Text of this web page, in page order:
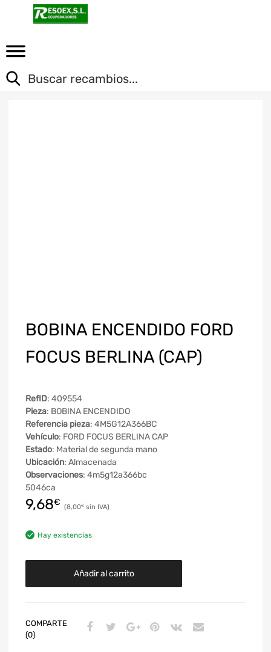
BOBINA ENCENDIDO FORD
FOCUS BERLINA (CAP)
RefID: 409554
Pieza: BOBINA ENCENDIDO
Referencia pieza: 4M5G12A366BC
Vehículo: FORD FOCUS BERLINA CAP
Estado: Material de segunda mano
Ubicación: Almacenada
Observaciones: 4m5g12a366bc
5046ca
9,68€ 8,00€
Hay existencias
Añadir al carrito
COMPARTE
(0)